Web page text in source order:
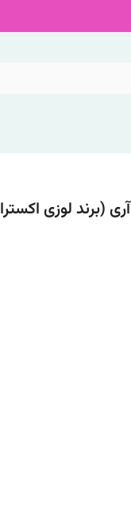
(برند لوزی اکسترا